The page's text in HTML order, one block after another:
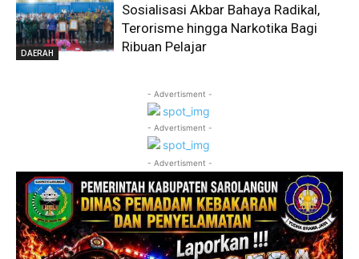
DAERAH
Sosialisasi Akbar Bahaya Radikal,
Terorisme hingga Narkotika Bagi
Ribuan Pelajar
- Advertisment -
- Advertisment -
- Advertisment -